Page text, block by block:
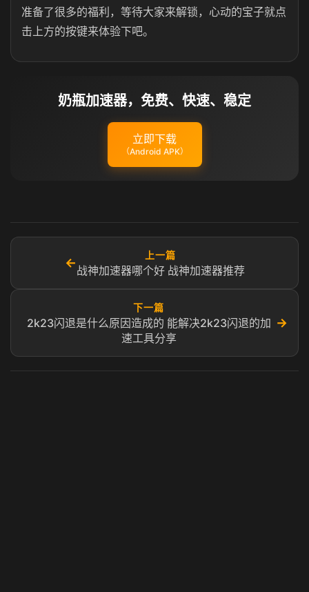
准备了很多的福利，等待大家来解锁，心动的宝子就点
击上方的按键来体验下吧。
奶瓶加速器，免费、快速、稳定
立即下载
（Android APK）
←
上一篇
战神加速器哪个好 战神加速器推荐
下一篇
2k23闪退是什么原因造成的 能解决2k23闪退的加
速工具分享
→